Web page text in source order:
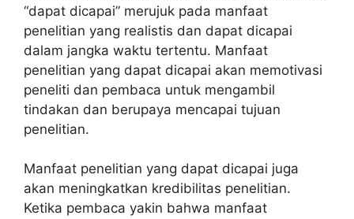
“dapat dicapai” merujuk pada manfaat
penelitian yang realistis dan dapat dicapai
dalam jangka waktu tertentu. Manfaat
penelitian yang dapat dicapai akan memotivasi
peneliti dan pembaca untuk mengambil
tindakan dan berupaya mencapai tujuan
penelitian.
Manfaat penelitian yang dapat dicapai juga
akan meningkatkan kredibilitas penelitian.
Ketika pembaca yakin bahwa manfaat